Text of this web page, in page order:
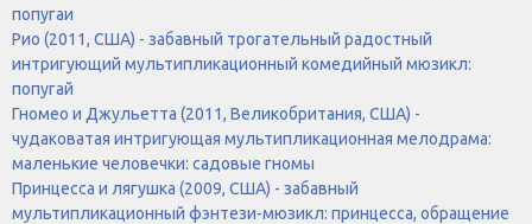
попугаи
Рио (2011, США) - забавный трогательный радостный
интригующий мультипликационный комедийный мюзикл:
попугай
Гномео и Джульетта (2011, Великобритания, США) -
чудаковатая интригующая мультипликационная мелодрама:
маленькие человечки: садовые гномы
Принцесса и лягушка (2009, США) - забавный
мультипликационный фэнтези-мюзикл: принцесса, обращение